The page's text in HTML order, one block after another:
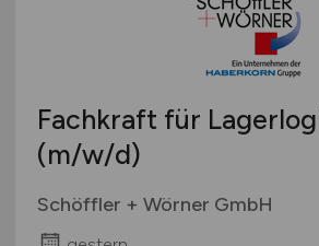
Fachkraft für
(m/w/d)
Schöffler + Wörner GmbH